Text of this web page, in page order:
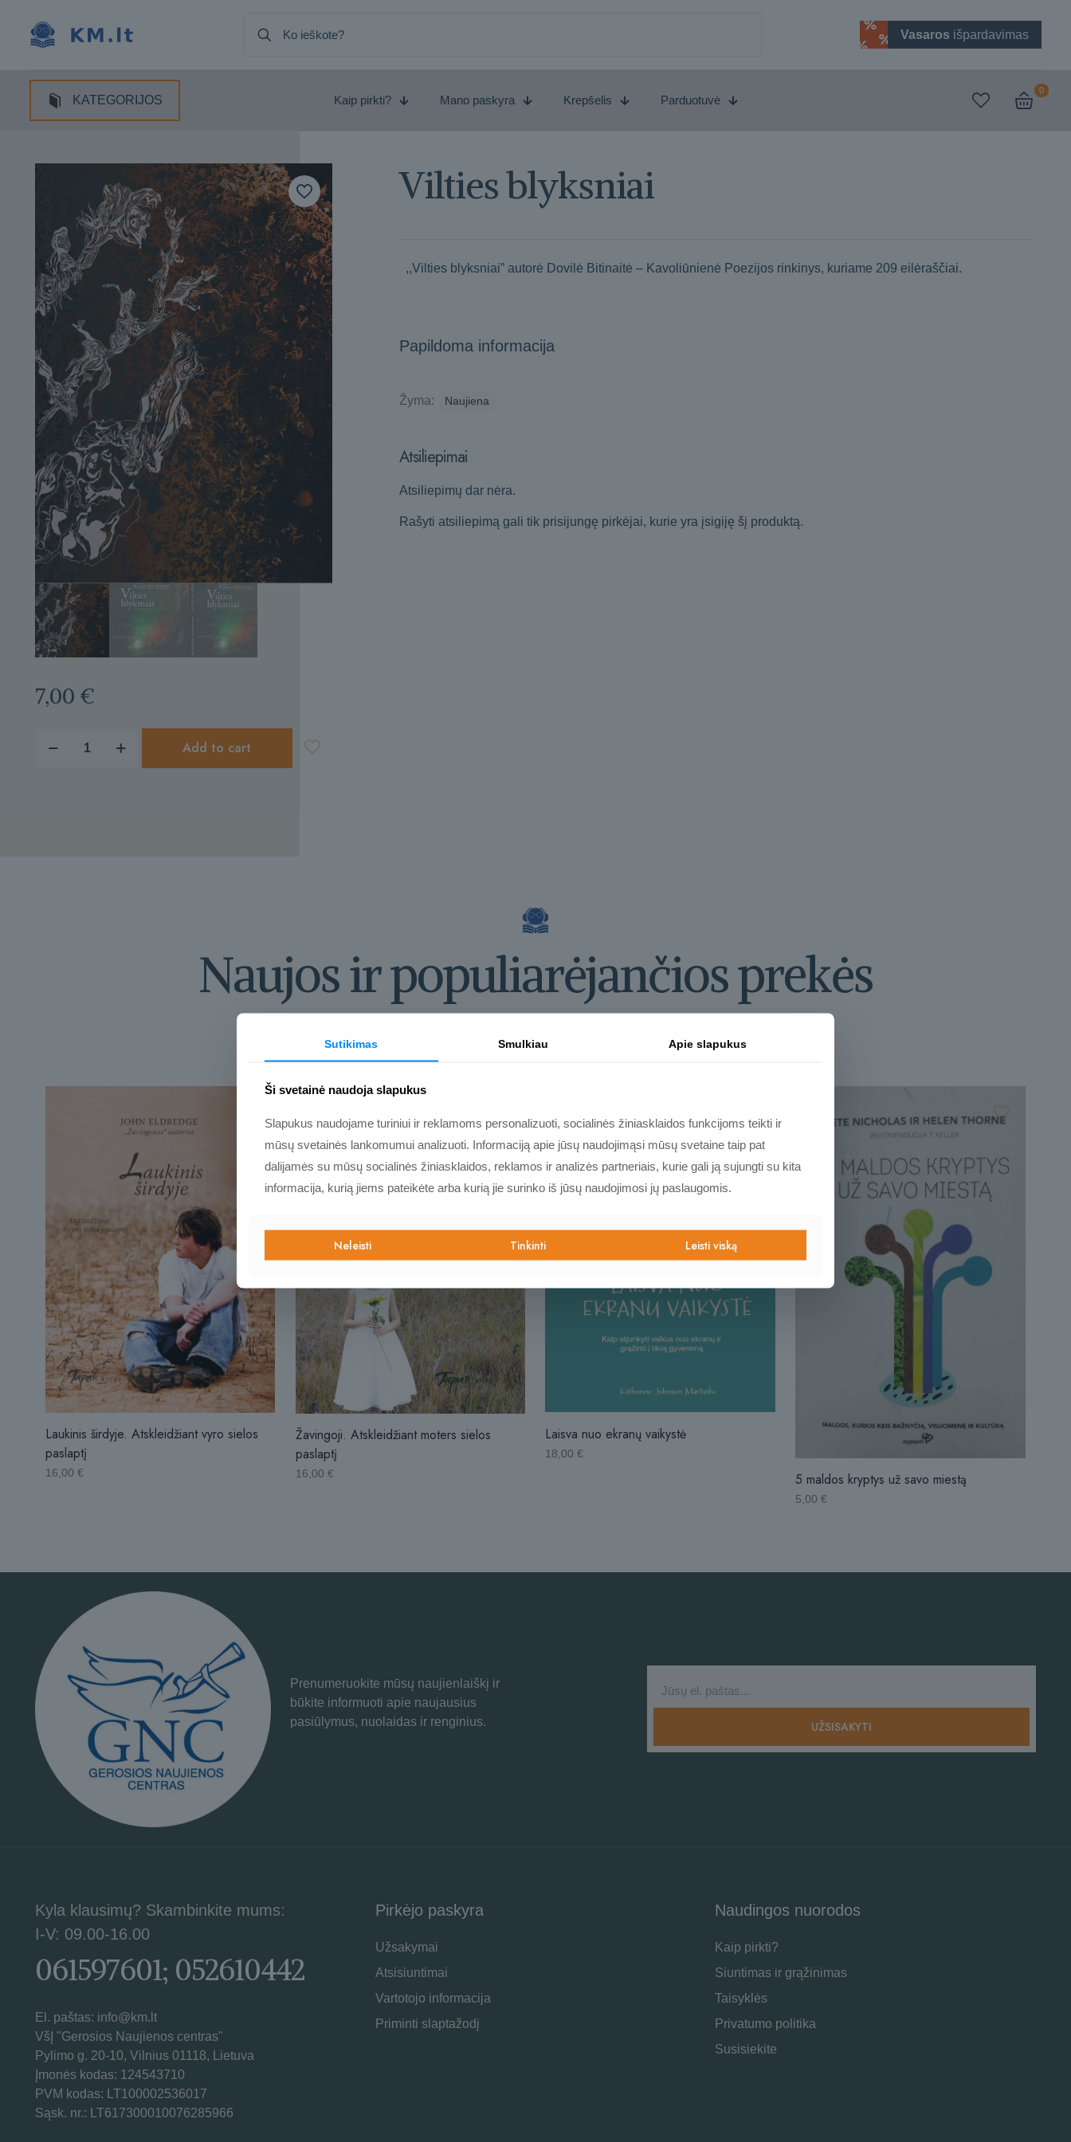
Vasaros išpardavimas
KATEGORIJOS Kaip pirkti? Mano paskyra Krepšelis Parduotuvė
0
7,00 €
Add to cart
Vilties blyksniai
,,Vilties blyksniai” autorė Dovilė Bitinaitė – Kavoliūnienė Poezijos rinkinys, kuriame 209 eilėraščiai.
Papildoma informacija
Žyma: Naujiena
Atsiliepimai
Atsiliepimų dar nėra.
Rašyti atsiliepimą gali tik prisijungę pirkėjai, kurie yra įsigiję šį produktą.
Naujos ir populiarėjančios prekės
Laukinis širdyje. Atskleidžiant vyro sielos
paslaptį
16,00 €
Žavingoji. Atskleidžiant moters sielos
paslaptį
16,00 €
Laisva nuo ekranų vaikystė
18,00€
5 maldos kryptys už savo miestą
5,00€
Prenumeruokite mūsų naujienlaiškį ir
būkite informuoti apie naujausius
pasiūlymus, nuolaidas ir renginius.
Kyla klausimų? Skambinkite mums:
I-V: 09.00-16.00
061597601; 052610442
El. paštas: info@km.lt
VšĮ "Gerosios Naujienos centras"
Pylimo g. 20-10, Vilnius 01118, Lietuva
Įmonės kodas: 124543710
PVM kodas: LT100002536017
Sąsk. nr.: LT617300010076285966
Pirkėjo paskyra
Užsakymai
Atsisiuntimai
Vartotojo informacija
Priminti slaptažodį
Naudingos nuorodos
Kaip pirkti?
Siuntimas ir grąžinimas
Taisyklės
Privatumo politika
Susisiekite
Sutikimas Smulkiau Apie slapukus
Ši svetainė naudoja slapukus
Slapukus naudojame turiniui ir reklamoms personalizuoti, socialinės žiniasklaidos funkcijoms teikti ir
mūsų svetainės lankomumui analizuoti. Informaciją apie jūsų naudojimąsi mūsų svetaine taip pat
dalijamės su mūsų socialinės žiniasklaidos, reklamos ir analizės partneriais, kurie gali ją sujungti su kita
informacija, kurią jiems pateikėte arba kurią jie surinko iš jūsų naudojimosi jų paslaugomis.
Neleisti Tinkinti Leisti viską